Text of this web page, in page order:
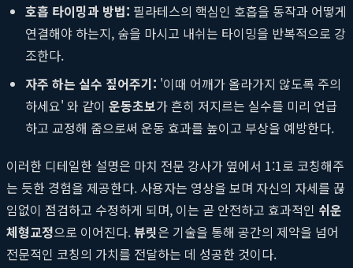
호흡 타이밍과 방법: 필라테스의 핵심인 호흡을 동작과 어떻게
연결해야 하는지, 숨을 마시고 내쉬는 타이밍을 반복적으로 강
조한다.
자주 하는 실수 짚어주기: '이때 어깨가 올라가지 않도록 주의
하세요' 와 같이 운동초보가 흔히 저지르는 실수를 미리 언급
하고 교정해 줌으로써 운동 효과를 높이고 부상을 예방한다.
이러한 디테일한 설명은 마치 전문 강사가 옆에서 1:1로 코칭해주
는 듯한 경험을 제공한다. 사용자는 영상을 보며 자신의 자세를 끊
임없이 점검하고 수정하게 되며, 이는 곧 안전하고 효과적인 쉬운
체형교정으로 이어진다.뷰릿은 기술을 통해 공간의 제약을 넘어
전문적인 코칭의 가치를 전달하는 데 성공한 것이다.